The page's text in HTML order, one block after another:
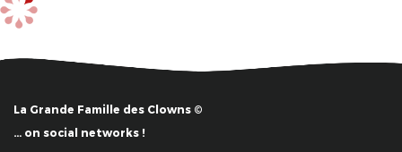
La Grande Famille des Clowns ©
… on social networks !